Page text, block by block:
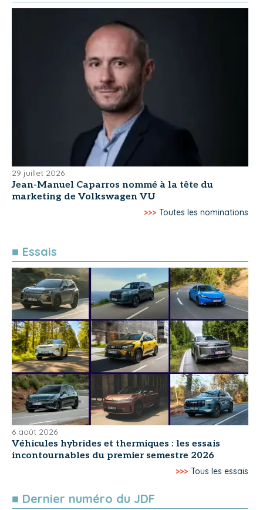
29 juillet 2026
Jean-Manuel Caparros nommé à la tête du
marketing de Volkswagen VU
>>> Toutes les nominations
■ Essais
6 août 2026
Véhicules hybrides et thermiques : les essais
incontournables du premier semestre 2026
>>> Tous les essais
■ Dernier numéro du JDF